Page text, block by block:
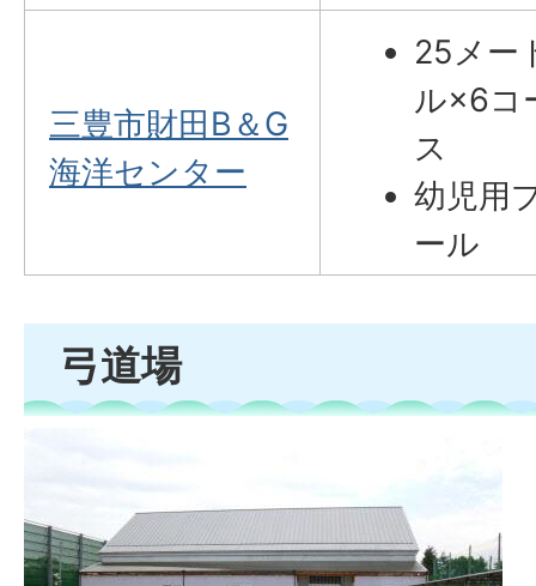
三豊市財田B＆G
海洋センター
25メー
ル×6コ
ス
幼児用
ール
弓道場